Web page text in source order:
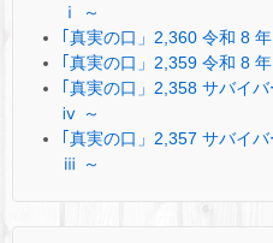
ⅰ ～
｢真実の口」2,360 令和 8
｢真実の口」2,359 令和 8
｢真実の口」2,358 サバイ
ⅳ ～
｢真実の口」2,357 サバイ
ⅲ ～